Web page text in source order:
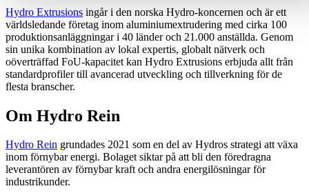
Hydro Extrusions ingår i den norska Hydro-koncernen och är ett
världsledande företag inom aluminiumextrudering med cirka 100
produktionsanläggningar i 40 länder och 21.000 anställda. Genom
sin unika kombination av lokal expertis, globalt nätverk och
oöverträffad FoU-kapacitet kan Hydro Extrusions erbjuda allt från
standardprofiler till avancerad utveckling och tillverkning för de
flesta branscher.
Om Hydro Rein
Hydro Rein grundades 2021 som en del av Hydros strategi att växa
inom förnybar energi. Bolaget siktar på att bli den föredragna
leverantören av förnybar kraft och andra energilösningar för
industrikunder.